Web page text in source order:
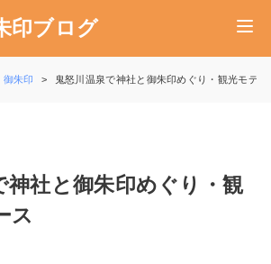
印ブログ
御朱印 鬼怒川温泉で神社と御朱印めぐり・観光モデル
神社と御朱印めぐり・観
ス